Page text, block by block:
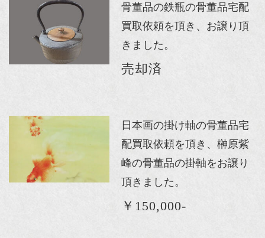
骨董品の鉄瓶の骨董品宅配
買取依頼を頂き、お譲り頂
きました。
売却済
日本画の掛け軸の骨董品宅
配買取依頼を頂き、榊原紫
峰の骨董品の掛軸をお譲り
頂きました。
￥150,000-